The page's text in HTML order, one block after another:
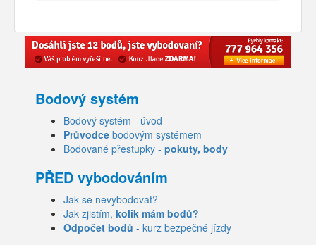
Bodový systém
Bodový systém - úvod
Průvodce bodovým systémem
Bodované přestupky - pokuty, body
PŘED vybodováním
Jak se nevybodovat?
Jak zjistím, kolik mám bodů?
Odpočet bodů - kurz bezpečné jízdy